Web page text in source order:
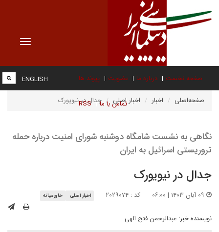
Toggle
صفحه نخست درباره ما عضویت پیوند ها
تماس با ما RSS
ENGLISH
صفحه‌اصلی اخبار اخبار اصلی جدال در نیویورک
نگاهی به نشست شامگاه دوشنبه شورای امنیت درباره حمله
تروریستی اسرائیل به ایران
جدال در نیویورک
کد : ۲۰۲۹۰۷۴ اخبار اصلی خاورمیانه
نویسنده خبر: عبدالرحمن فتح الهی